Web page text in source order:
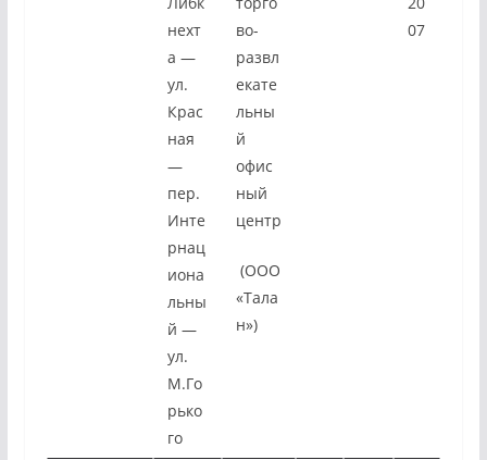
нехт
а —
ул.
Крас
ная
—
пер.
Инте
рнац
иона
льны
й —
ул.
М.Го
рько
го
во-
развл
екате
льны
й
офис
ный
центр
(ООО
«Тала
н»)
07